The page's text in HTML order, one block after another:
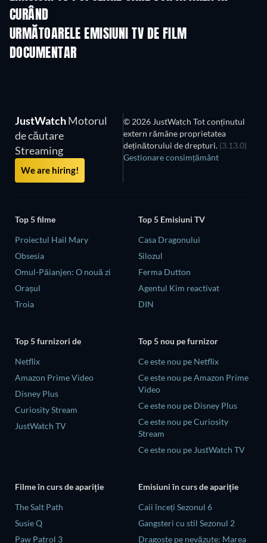
CURÂND
URMĂTOARELE EMISIUNI TV DE FILM
DOCUMENTAR
Sezonul 1
JustWatchMotorul
de căutare
Streaming
We are hiring!
© 2026 JustWatch Tot conținutul
extern rămâne proprietatea
deținătorului de drepturi. (3.13.0)
Gestionare consimțământ
Top 5 filme
Proiectul Hail Mary
Obsesia
Omul-Păianjen: O nouă zi
Orașul
Troia
Top 5 Emisiuni TV
Casa Dragonului
Silozul
Ferma Dutton
Agentul Kim reactivat
DIN
Top 5 furnizori de
Netflix
Amazon Prime Video
Disney Plus
Curiosity Stream
JustWatch TV
Top 5 nou pe furnizor
Ce este nou pe Netflix
Ce este nou pe Amazon Prime
Video
Ce este nou pe Disney Plus
Ce este nou pe Curiosity
Stream
Ce este nou pe JustWatch TV
Filme în curs de apariție
The Salt Path
Susie Q
Paw Patrol 3
Emisiuni în curs de apariție
Caii înceți Sezonul 6
Gangsteri cu stil Sezonul 2
Dragoste pe nevăzute: Marea